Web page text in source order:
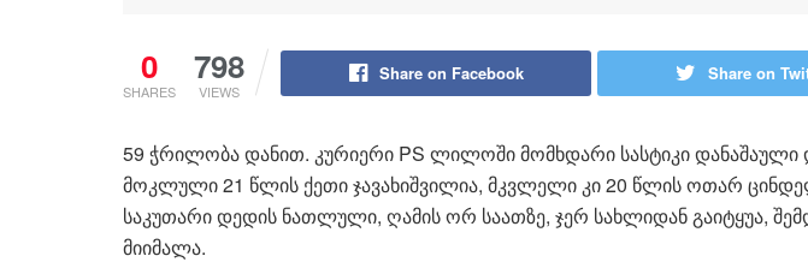
0
SHARES
798
VIEWS
Share on Facebook Share on
59 ჭრილობა დანით. კურიერი PS ლილოში მომხდარი სასტიკი დანაშაული
მოკლული 21 წლის ქეთი ჯავახიშვილია, მკვლელი კი 20 წლის ოთარ
საკუთარი დედის ნათლული, ღამის ორ საათზე, ჯერ სახლიდან გაიტყუა,
მიიმალა.